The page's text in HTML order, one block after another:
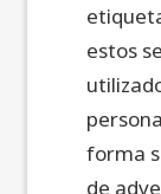
estos
forma
de